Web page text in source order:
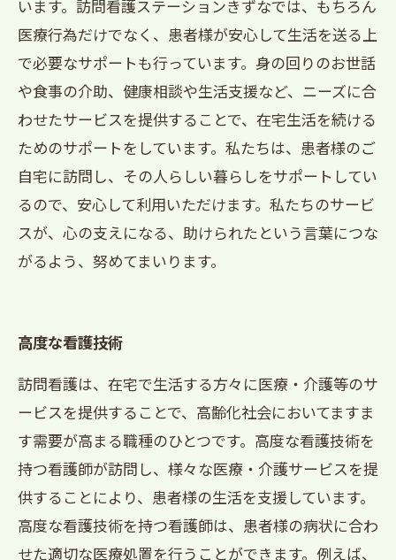
います。訪問看護ステーションきずなでは、もちろん
医療行為だけでなく、患者様が安心して生活を送る上
で必要なサポートも行っています。身の回りのお世話
や食事の介助、健康相談や生活支援など、ニーズに合
わせたサービスを提供することで、在宅生活を続ける
ためのサポートをしています。私たちは、患者様のご
自宅に訪問し、その人らしい暮らしをサポートしてい
るので、安心して利用いただけます。私たちのサービ
スが、心の支えになる、助けられたという言葉につな
がるよう、努めてまいります。
高度な看護技術
訪問看護は、在宅で生活する方々に医療・介護等のサ
ービスを提供することで、高齢化社会においてますま
す需要が高まる職種のひとつです。高度な看護技術を
持つ看護師が訪問し、様々な医療・介護サービスを提
供することにより、患者様の生活を支援しています。
高度な看護技術を持つ看護師は、患者様の病状に合わ
せた適切な医療処置を行うことができます。例えば、